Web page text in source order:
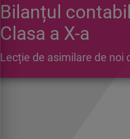
Bilanțul contabil
Clasa a X-a
Lecție de asimilare de noi